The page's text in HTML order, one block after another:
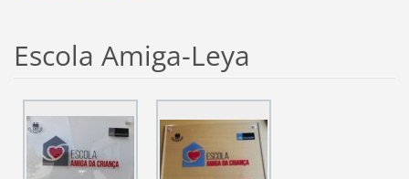
Escola Amiga-Leya